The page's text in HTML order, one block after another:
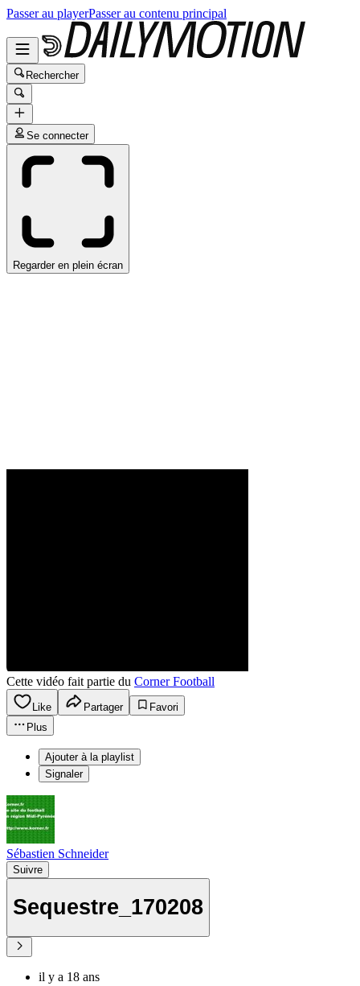
Passer au playerPasser au contenu principal
Rechercher
Se connecter
Regarder en plein écran
Cette vidéo fait partie du Corner Football
Like Partager
Favori
Plus
Ajouter à la playlist
Signaler
Sébastien Schneider
Suivre
Sequestre_170208
il y a 18 ans